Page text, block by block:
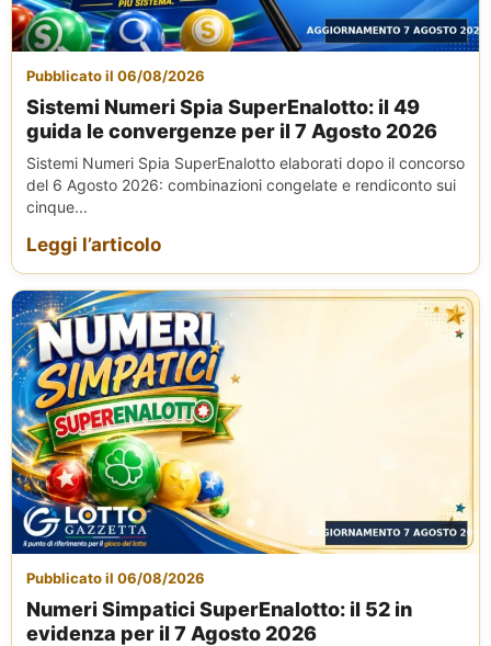
Pubblicato il 06/08/2026
Sistemi Numeri Spia SuperEnalotto: il 49
guida le convergenze per il 7 Agosto 2026
Sistemi Numeri Spia SuperEnalotto elaborati dopo il concorso
del 6 Agosto 2026: combinazioni congelate e rendiconto sui
cinque...
Leggi l’articolo
Pubblicato il 06/08/2026
Numeri Simpatici SuperEnalotto: il 52 in
evidenza per il 7 Agosto 2026